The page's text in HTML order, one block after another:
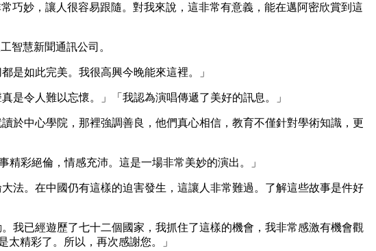
巧妙，讓人很容易跟隨。對我來說，這非常有意義，能在邁阿密欣賞到這
智慧新聞通訊公司。
是如此完美。我很高興今晚能來這裡。」
是令人難以忘懷。」「我認為演唱傳遞了美好的訊息。」
於中心學院，那裡強調善良，他們真心相信，教育不僅針對學術知識，更
彩絕倫，情感充沛。這是一場非常美妙的演出。」
法。在中國仍有這樣的迫害發生，這讓人非常難過。了解這些故事是件好
我已經遊歷了七十二個國家，我抓住了這樣的機會，我非常感激有機會觀
精彩了。所以，再次感謝您。」